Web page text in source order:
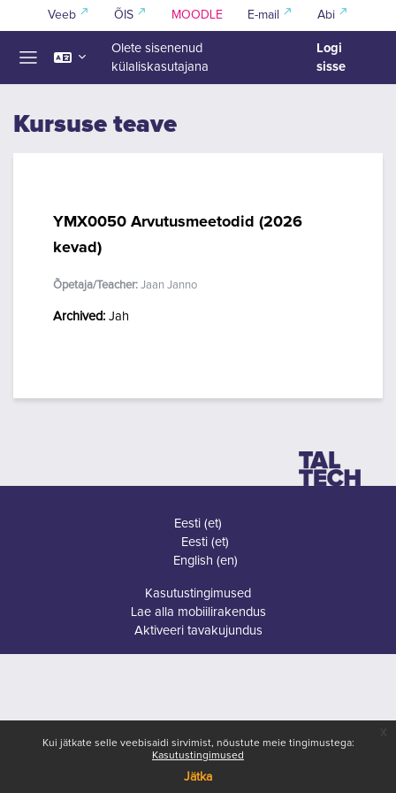
Jäta vahele peasisuni
Kui jätkate selle veebisaidi sirvimist, nõustute meie tingimustega:
Kasutustingimused
Jätka
Veeb ÕIS MOODLE E-mail Abi
Olete sisenenud
külaliskasutajana
Logi
sisse
Kursuse teave
YMX0050 Arvutusmeetodid (2026
kevad)
Õpetaja/Teacher: Jaan Janno
Archived: Jah
Eesti ‎(et)‎
Eesti ‎(et)‎
English ‎(en)‎
Kasutustingimused
Lae alla mobiilirakendus
Aktiveeri tavakujundus